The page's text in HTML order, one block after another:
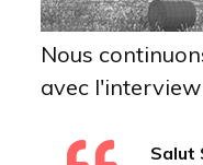
Nous
avec l'interview
Salut